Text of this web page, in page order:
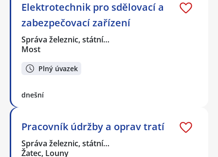
Elektrotechnik pro sdělovací a
zabezpečovací zařízení
Správa železnic, státní…
Most
Plný úvazek
dnešní
Pracovník údržby a oprav tratí
Správa železnic, státní…
Žatec, Louny